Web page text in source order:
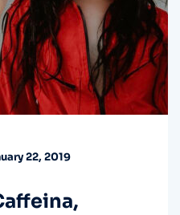
22, 2019